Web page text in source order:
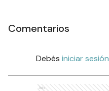
Comentarios
Debés iniciar sesión
Ads